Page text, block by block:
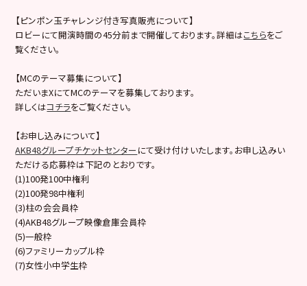
【ピンポン玉チャレンジ付き写真販売について】
ロビーにて開演時間の45分前まで開催しております。詳細はこちらをご
覧ください。
【MCのテーマ募集について】
ただいまXにてMCのテーマを募集しております。
詳しくはコチラをご覧ください。
【お申し込みについて】
AKB48グループチケットセンター にて受け付けいたします。お申し込みい
ただける応募枠は下記のとおりです。
(1)100発100中権利
(2)100発98中権利
(3)柱の会会員枠
(4)AKB48グループ映像倉庫会員枠
(5)一般枠
(6)ファミリーカップル枠
(7)女性小中学生枠